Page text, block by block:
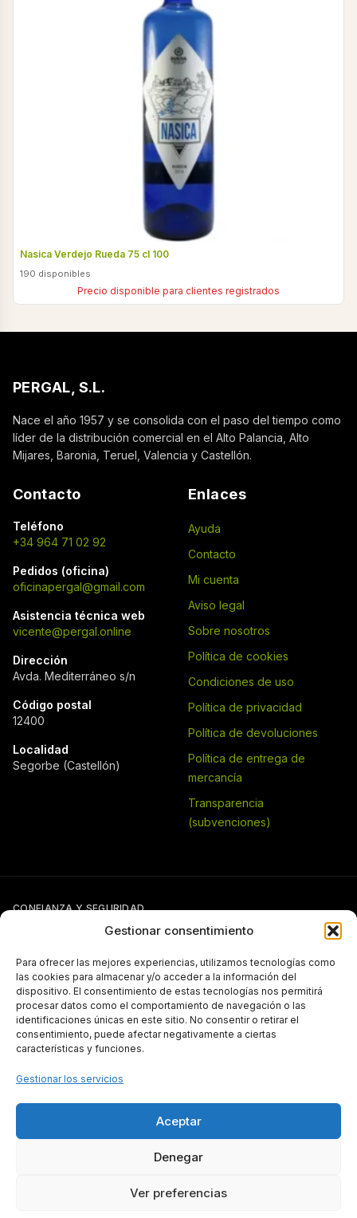
Gestionar consentimiento
Para ofrecer las mejores experiencias, utilizamos tecnologías como
las cookies para almacenar y/o acceder a la información del
dispositivo. El consentimiento de estas tecnologías nos permitirá
procesar datos como el comportamiento de navegación o las
identificaciones únicas en este sitio. No consentir o retirar el
consentimiento, puede afectar negativamente a ciertas
características y funciones.
Gestionar los servicios
Aceptar
Denegar
Ver preferencias
Nasica Verdejo Rueda 75 cl 100
190 disponibles
Precio disponible para clientes registrados
PERGAL, S.L.
Nace el año 1957 y se consolida con el paso del tiempo como
líder de la distribución comercial en el Alto Palancia, Alto
Mijares, Baronia, Teruel, Valencia y Castellón.
Contacto
Teléfono
+34 964 71 02 92
Pedidos (oficina)
oficinapergal@gmail.com
Asistencia técnica web
vicente@pergal.online
Dirección
Avda. Mediterráneo s/n
Código postal
12400
Localidad
Segorbe (Castellón)
Enlaces
Ayuda
Contacto
Mi cuenta
Aviso legal
Sobre nosotros
Política de cookies
Condiciones de uso
Política de privacidad
Política de devoluciones
Política de entrega de
mercancía
Transparencia
(subvenciones)
CONFIANZA Y SEGURIDAD
Si tienes otra forma de pago pactada con Pergal (giro, transferencia,
etc.), puedes seguir usándola con normalidad.
TRANSPARENCIA